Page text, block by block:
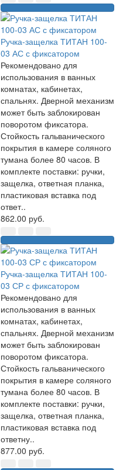
Ручка-защелка ТИТАН 100-
03 АС с фиксатором
Рекомендовано для
использования в ванных
комнатах, кабинетах,
спальнях. Дверной механизм
может быть заблокирован
поворотом фиксатора.
Стойкость гальванического
покрытия в камере соляного
тумана более 80 часов. В
комплекте поставки: ручки,
защелка, ответная планка,
пластиковая вставка под
ответ..
862.00 руб.
Ручка-защелка ТИТАН 100-
03 СР с фиксатором
Рекомендовано для
использования в ванных
комнатах, кабинетах,
спальнях. Дверной механизм
может быть заблокирован
поворотом фиксатора.
Стойкость гальванического
покрытия в камере соляного
тумана более 80 часов. В
комплекте поставки: ручки,
защелка, ответная планка,
пластиковая вставка под
ответну..
877.00 руб.